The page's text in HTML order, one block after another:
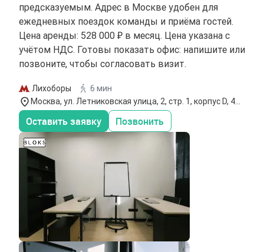
предсказуемым. Адрес в Москве удобен для
ежедневных поездок команды и приёма гостей.
Цена аренды: 528 000 ₽ в месяц. Цена указана с
учётом НДС. Готовы показать офис: напишите или
позвоните, чтобы согласовать визит.
Лихоборы
6 мин
Москва, ул. Летниковская улица, 2, стр. 1, корпус D, 4
этаж
Оставить заявку Позвонить